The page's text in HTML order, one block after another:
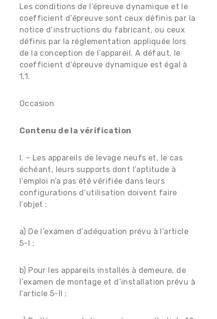
Les conditions de l’épreuve dynamique et le
coefficient d’épreuve sont ceux définis par la
notice d’instructions du fabricant, ou ceux
définis par la réglementation appliquée lors
de la conception de l’appareil. A défaut, le
coefficient d’épreuve dynamique est égal à
1,1.
Occasion
Contenu de la vérification
I. – Les appareils de levage neufs et, le cas
échéant, leurs supports dont l’aptitude à
l’emploi n’a pas été vérifiée dans leurs
configurations d’utilisation doivent faire
l’objet :
a) De l’examen d’adéquation prévu à l’article
5-I ;
b) Pour les appareils installés à demeure, de
l’examen de montage et d’installation prévu à
l’article 5-II ;